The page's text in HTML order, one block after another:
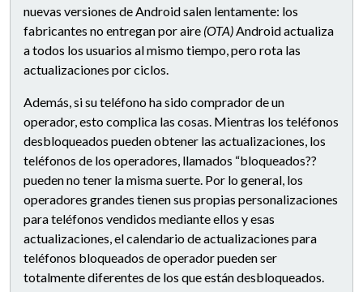
nuevas versiones de Android salen lentamente: los
fabricantes no entregan por aire (OTA)Android actualiza
a todos los usuarios al mismo tiempo, pero rota las
actualizaciones por ciclos.
Además, si su teléfono ha sido comprador de un
operador, esto complica las cosas. Mientras los teléfonos
desbloqueados pueden obtener las actualizaciones, los
teléfonos de los operadores, llamados “bloqueados??
pueden no tener la misma suerte. Por lo general, los
operadores grandes tienen sus propias personalizaciones
para teléfonos vendidos mediante ellos y esas
actualizaciones, el calendario de actualizaciones para
teléfonos bloqueados de operador pueden ser
totalmente diferentes de los que están desbloqueados.